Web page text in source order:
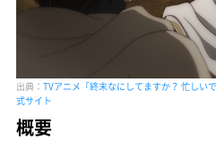
出典： TVアニメ「終末なにしてますか？ 忙しい
式サイト
概要